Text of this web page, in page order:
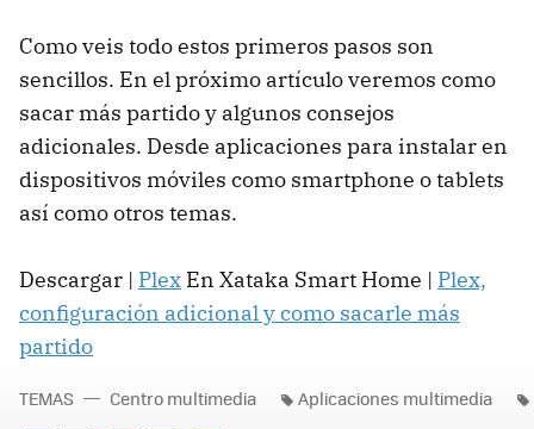
Como veis todo estos primeros pasos son
sencillos. En el próximo artículo veremos como
sacar más partido y algunos consejos
adicionales. Desde aplicaciones para instalar en
dispositivos móviles como smartphone o tablets
así como otros temas.
Descargar | Plex En Xataka Smart Home | Plex,
configuración adicional y como sacarle más
partido
TEMAS Centro multimedia Aplicaciones multimedia